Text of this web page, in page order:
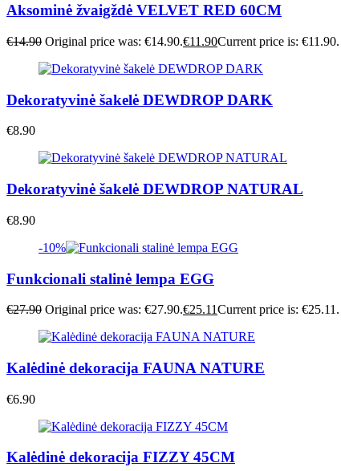
Aksominė žvaigždė VELVET RED 60CM
€14.90 Original price was: €14.90.€11.90Current price is: €11.90.
Dekoratyvinė šakelė DEWDROP DARK
€8.90
Dekoratyvinė šakelė DEWDROP NATURAL
€8.90
-10%
Funkcionali stalinė lempa EGG
€27.90 Original price was: €27.90.€25.11Current price is: €25.11.
Kalėdinė dekoracija FAUNA NATURE
€6.90
Kalėdinė dekoracija FIZZY 45CM